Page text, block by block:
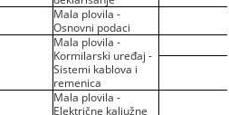
Mala plovila -
Osnovni podaci
Mala plovila -
Kormilarski uređaj -
Sistemi kablova i
remenica
Mala plovila -
Električne kaljužne